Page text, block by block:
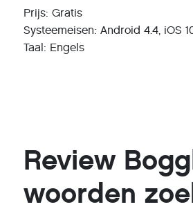
Prijs: Gratis
Systeemeisen: Android 4.4, iOS
Taal: Engels
Review
woorden